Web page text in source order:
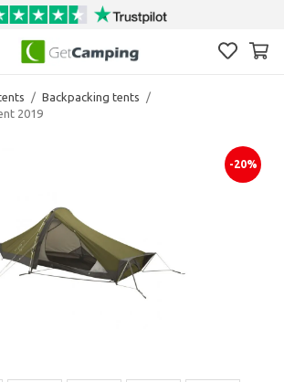
/ Backpacking tents
/
2019
-20%